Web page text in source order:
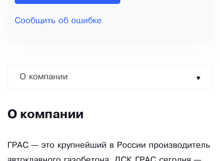
Сообщить об ошибке
О компании
О компании
ГРАС — это крупнейший в России производитель